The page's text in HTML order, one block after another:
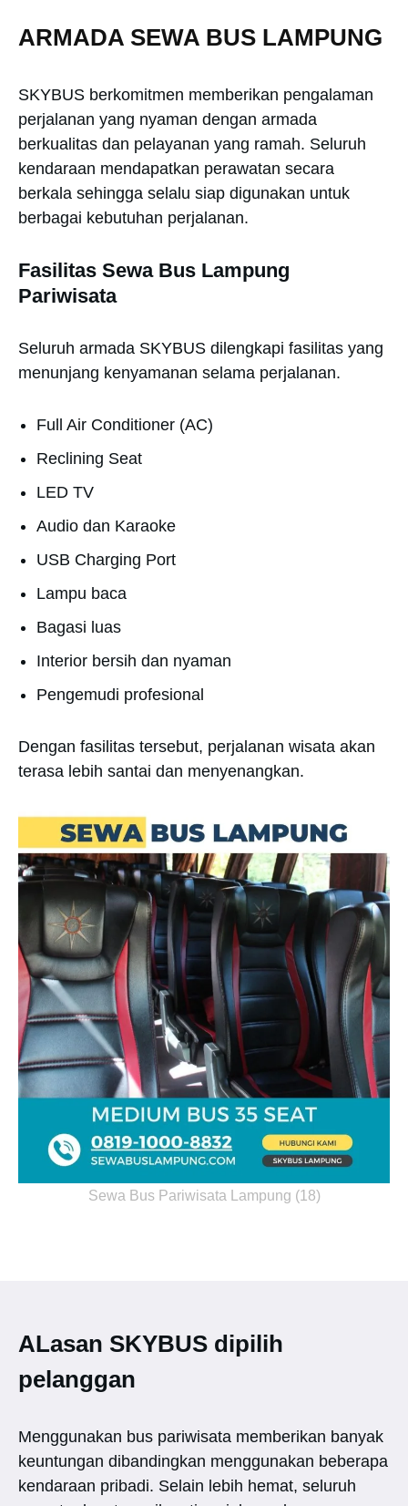
ARMADA SEWA BUS LAMPUNG
SKYBUS berkomitmen memberikan pengalaman
perjalanan yang nyaman dengan armada
berkualitas dan pelayanan yang ramah. Seluruh
kendaraan mendapatkan perawatan secara
berkala sehingga selalu siap digunakan untuk
berbagai kebutuhan perjalanan.
Fasilitas Sewa Bus Lampung
Pariwisata
Seluruh armada SKYBUS dilengkapi fasilitas yang
menunjang kenyamanan selama perjalanan.
Full Air Conditioner (AC)
Reclining Seat
LED TV
Audio dan Karaoke
USB Charging Port
Lampu baca
Bagasi luas
Interior bersih dan nyaman
Pengemudi profesional
Dengan fasilitas tersebut, perjalanan wisata akan
terasa lebih santai dan menyenangkan.
Sewa Bus Pariwisata Lampung (18)
ALasan SKYBUS dipilih
pelanggan
Menggunakan bus pariwisata memberikan banyak
keuntungan dibandingkan menggunakan beberapa
kendaraan pribadi. Selain lebih hemat, seluruh